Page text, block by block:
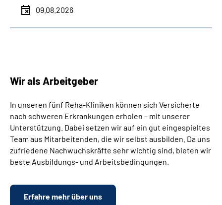
09.08.2026
Wir als Arbeitgeber
In unseren fünf Reha-Kliniken können sich Versicherte
nach schweren Erkrankungen erholen – mit unserer
Unterstützung. Dabei setzen wir auf ein gut eingespieltes
Team aus Mitarbeitenden, die wir selbst ausbilden. Da uns
zufriedene Nachwuchskräfte sehr wichtig sind, bieten wir
beste Ausbildungs- und Arbeitsbedingungen.
Erfahre mehr über uns